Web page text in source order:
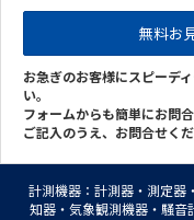
無料お
お急ぎのお客様にスピーデ
い。
フォームからも簡単にお問
ご記入のうえ、お問合せくだ
計測機器：計測器・測定器
知器・気象観測機器・騒